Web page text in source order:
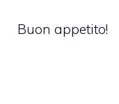
Buon appetito!